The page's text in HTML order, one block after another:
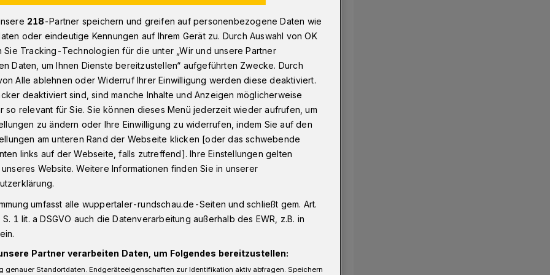
an der Stadt
Kritik an der
Wuppertaler FDP-
Hafke kritisiert, dass die Stadt noch
forensische Klinik auf der Kleinen Höhe
habe das Areal als
218-Partner speichern und greifen auf personenbezogene Daten wie
oder eindeutige Kennungen auf Ihrem Gerät zu. Durch Auswahl von OK
Sie Tracking-Technologien für die unter „Wir und unsere Partner
Daten, um Ihnen Dienste bereitzustellen“ aufgeführten Zwecke. Durch
Alle ablehnen oder Widerruf Ihrer Einwilligung werden diese deaktiviert.
deaktiviert sind, sind manche Inhalte und Anzeigen möglicherweise
so relevant für Sie. Sie können dieses Menü jederzeit wieder aufrufen, um
zu ändern oder Ihre Einwilligung zu widerrufen, indem Sie auf den
am unteren Rand der Webseite klicken [oder das schwebende
links auf der Webseite, falls zutreffend]. Ihre Einstellungen gelten
Website. Weitere Informationen finden Sie in unserer
umfasst alle wuppertaler-rundschau.de-Seiten und schließt gem. Art.
1 lit. a DSGVO auch die Datenverarbeitung außerhalb des EWR, z.B. in
Partner verarbeiten Daten, um Folgendes bereitzustellen:
genauer Standortdaten. Endgeräteeigenschaften zur Identifikation aktiv abfragen. Speichern